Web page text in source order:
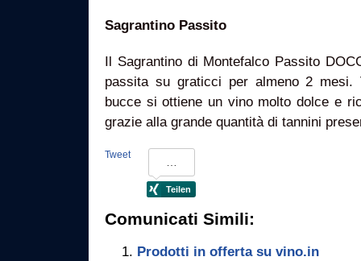
Sagrantino Passito
Il Sagrantino di Montefalco Passito
passita su graticci per almeno 2 mesi.
bucce si ottiene un vino molto dolce e
grazie alla grande quantità di tannini
Tweet
Comunicati Simili:
Prodotti in offerta su vino.in